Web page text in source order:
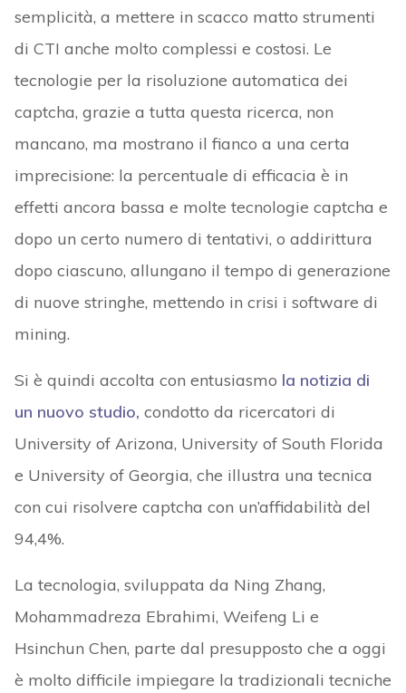
semplicità, a mettere in scacco matto strumenti
di CTI anche molto complessi e costosi. Le
tecnologie per la risoluzione automatica dei
captcha, grazie a tutta questa ricerca, non
mancano, ma mostrano il fianco a una certa
imprecisione: la percentuale di efficacia è in
effetti ancora bassa e molte tecnologie captcha e
dopo un certo numero di tentativi, o addirittura
dopo ciascuno, allungano il tempo di generazione
di nuove stringhe, mettendo in crisi i software di
mining.
Si è quindi accolta con entusiasmo la notizia di
un nuovo studio, condotto da ricercatori di
University of Arizona, University of South Florida
e University of Georgia, che illustra una tecnica
con cui risolvere captcha con un’affidabilità del
94,4%.
La tecnologia, sviluppata da Ning Zhang,
Mohammadreza Ebrahimi, Weifeng Li e
Hsinchun Chen, parte dal presupposto che a oggi
è molto difficile impiegare la tradizionali tecniche